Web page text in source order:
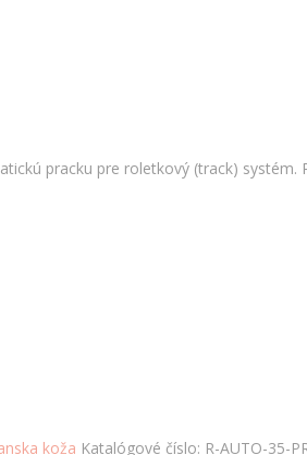
pracku pre roletkový (track) systém.
koža Katalógové číslo: R-AUTO-35-